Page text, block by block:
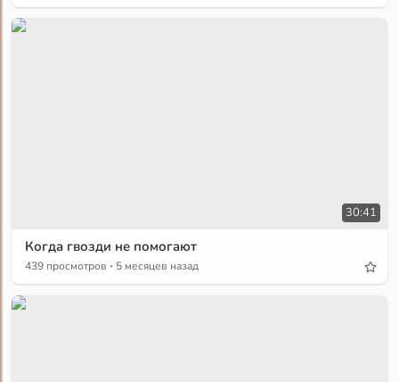
30:41
Когда гвозди не помогают
439 просмотров · 5 месяцев назад